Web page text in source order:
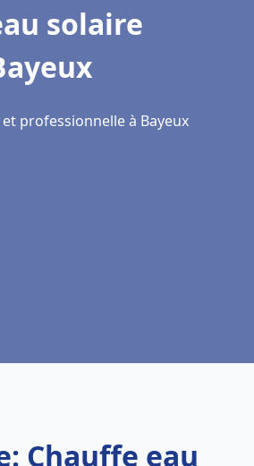
solaire
professionnelle à Bayeux
Chauffe eau